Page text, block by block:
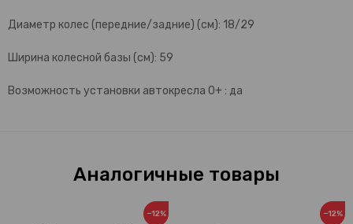
Диаметр колес (передние/задние) (см): 18/29
Ширина колесной базы (см): 59
Возможность установки автокресла 0+ : да
Аналогичные товары
−12% −12%